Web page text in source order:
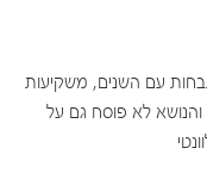
משתבחות עם השנים, משקיעות
לא פוסח גם על